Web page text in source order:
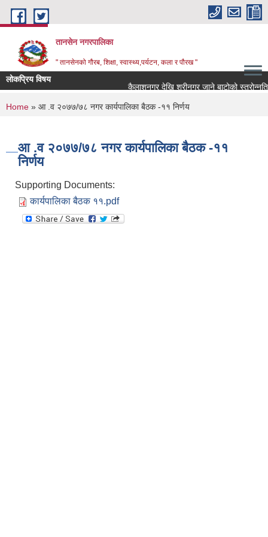
Skip to main content
तानसेन नगरपालिका
" तानसेनको गौरब, शिक्षा, स्वास्थ्य,पर्यटन, कला र पौरख "
लोकप्रिय विषय
You are here
Home » आ .व २०७७/७८ नगर कार्यपालिका बैठक -११ निर्णय
आ .व २०७७/७८ नगर कार्यपालिका बैठक -११
निर्णय
Supporting Documents:
कार्यपालिका बैठक ११.pdf